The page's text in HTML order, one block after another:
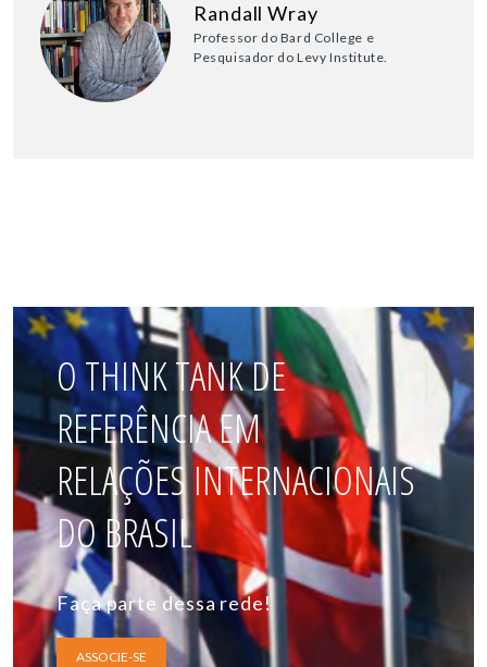
Randall Wray
Professor do Bard College e
Pesquisador do Levy Institute.
O THINK TANK DE
REFERÊNCIA EM
RELAÇÕES INTERNACIONAIS
DO BRASIL
Faça parte dessa rede!
ASSOCIE-SE